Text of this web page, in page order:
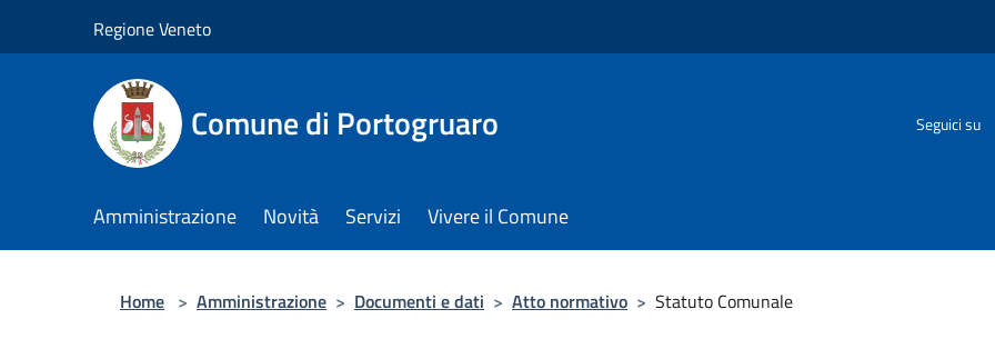
Regione Veneto
Comune di Portogruaro Seguici su
Amministrazione Novità Servizi Vivere il Comune
Home > Amministrazione > Documenti e dati > Atto normativo > Statuto Comunale